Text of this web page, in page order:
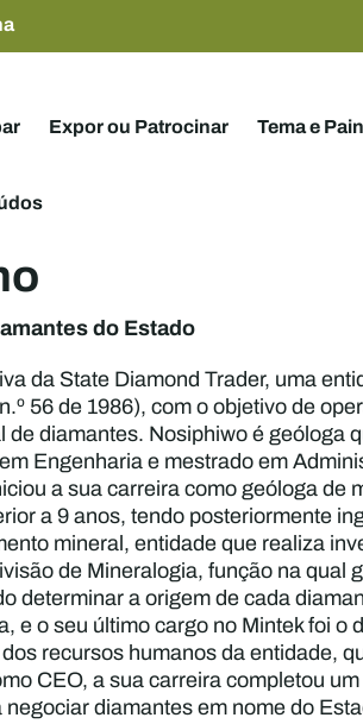
Expor ou Patrocinar Tema e
do Estado
da State Diamond Trader, uma
56 de 1986), com o objetivo de
diamantes. Nosiphiwo é geóloga
Engenharia e mestrado em
a sua carreira como geóloga de
a 9 anos, tendo posteriormente
mineral, entidade que realiza
de Mineralogia, função na qual
determinar a origem de cada
e o seu último cargo no Mintek foi
recursos humanos da entidade,
CEO, a sua carreira completou
diamantes em nome do